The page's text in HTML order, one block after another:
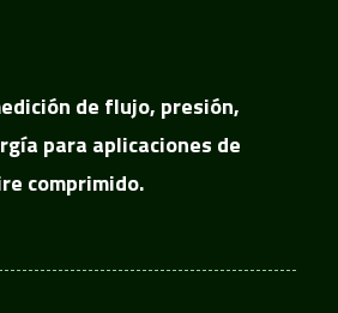
de flujo, presión,
para aplicaciones de
comprimido.